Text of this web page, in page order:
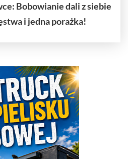
Bobowianie dali z siebie
i jedna porażka!